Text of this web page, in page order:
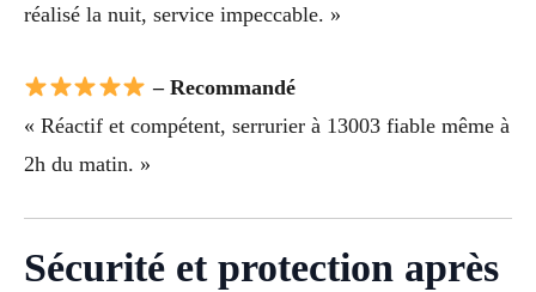
réalisé la nuit, service impeccable. »
– Recommandé
« Réactif et compétent, serrurier à 13003 fiable même à
2h du matin. »
Sécurité et protection après